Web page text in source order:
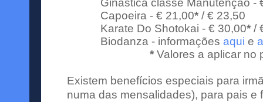
Ginástica classe Manutenção -
Capoeira - € 21,00*/ € 23,50
Karate Do Shotokai - € 30,00*/
Biodanza - informações aqui e
* Valores a aplicar no
Existem benefícios especiais para
numa das mensalidades), para pais e